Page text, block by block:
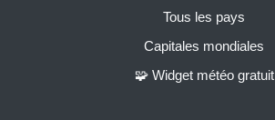
Tous les pays
Capitales mondiales
🧩 Widget météo gratuit